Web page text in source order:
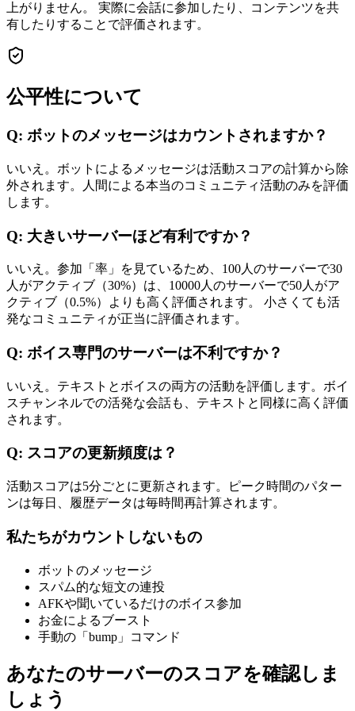
上がりません。 実際に会話に参加したり、コンテンツを共
有したりすることで評価されます。
公平性について
Q: ボットのメッセージはカウントされますか？
いいえ。ボットによるメッセージは活動スコアの計算から除
外されます。人間による本当のコミュニティ活動のみを評価
します。
Q: 大きいサーバーほど有利ですか？
いいえ。参加「率」を見ているため、100人のサーバーで30
人がアクティブ（30%）は、10000人のサーバーで50人がア
クティブ（0.5%）よりも高く評価されます。 小さくても活
発なコミュニティが正当に評価されます。
Q: ボイス専門のサーバーは不利ですか？
いいえ。テキストとボイスの両方の活動を評価します。ボイ
スチャンネルでの活発な会話も、テキストと同様に高く評価
されます。
Q: スコアの更新頻度は？
活動スコアは5分ごとに更新されます。ピーク時間のパター
ンは毎日、履歴データは毎時間再計算されます。
私たちがカウントしないもの
ボットのメッセージ
スパム的な短文の連投
AFKや聞いているだけのボイス参加
お金によるブースト
手動の「bump」コマンド
あなたのサーバーのスコアを確認しま
しょう